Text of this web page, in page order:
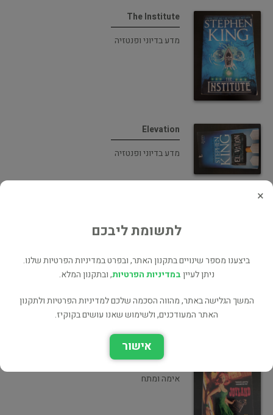
The Institute
מדע בדיוני ופנטזיה
Elevation
מדע בדיוני ופנטזיה
אימה ומתח
Joyland
אימה ומתח
×
לתשומת ליבכם
ביצענו מספר שינויים בתקנון האתר, ובפרט במדיניות הפרטיות שלנו.
ניתן לעייןבמדיניות הפרטיות, ובתקנון המלא.
המשך הגלישה באתר, מהווה הסכמה שלכם למדיניות הפרטיות ולתקנון
האתר המעודכנים, ולשימוש שאנו עושים בקוקיז.
אישור